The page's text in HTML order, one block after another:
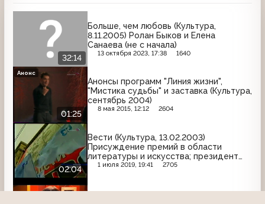
32:14
Больше, чем любовь (Культура,
8.11.2005) Ролан Быков и Елена
Санаева (не с начала)
13 октября 2023, 17:38 1640
01:25
Анонсы программ "Линия жизни",
"Мистика судьбы" и заставка (Культура,
сентябрь 2004)
8 мая 2015, 12:12 2604
Анонс
02:04
Вести (Культура, 13.02.2003)
Присуждение премий в области
литературы и искусства; президент
встретился с Юрием Коптевым
1 июля 2019, 19:41 2705